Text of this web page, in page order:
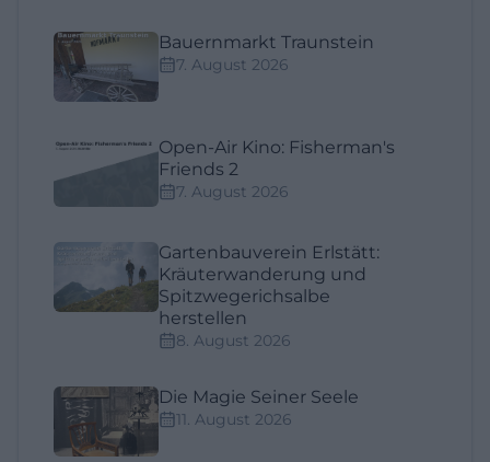
Bauernmarkt Traunstein
7. August 2026
Open-Air Kino: Fisherman's
Friends 2
7. August 2026
Gartenbauverein Erlstätt:
Kräuterwanderung und
Spitzwegerichsalbe
herstellen
8. August 2026
Die Magie Seiner Seele
11. August 2026